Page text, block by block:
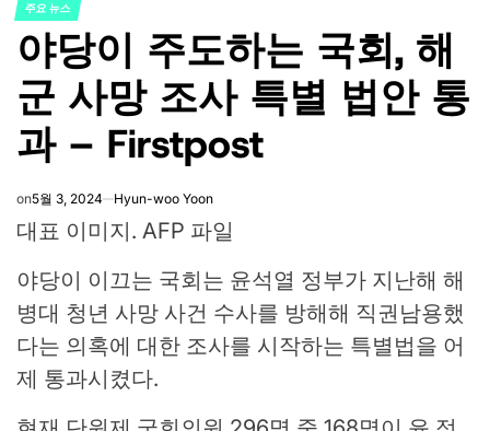
POSTED
IN
주요 뉴스
야당이 주도하는 국회, 해
군 사망 조사 특별 법안 통
과 – Firstpost
on5월 3, 2024 Hyun-woo Yoon
대표 이미지. AFP 파일
야당이 이끄는 국회는 윤석열 정부가 지난해 해
병대 청년 사망 사건 수사를 방해해 직권남용했
다는 의혹에 대한 조사를 시작하는 특별법을 어
제 통과시켰다.